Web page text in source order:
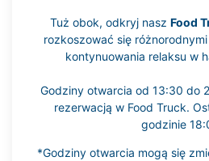
Tuż obok, odkryj nasz Food
rozkoszować się różnorodnymi
kontynuowania relaksu w
Godziny otwarcia od 13:30 do
rezerwacją w Food Truck.
godzinie
*Godziny otwarcia mogą się